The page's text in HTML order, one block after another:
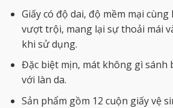
Giấy có độ dai, độ mềm mại
vượt trội, mang lại sự thoải mái
khi sử dụng.
Đặc biệt mịn, mát không gì sánh
với làn da.
Sản phẩm gồm 12 cuộn giấy vệ